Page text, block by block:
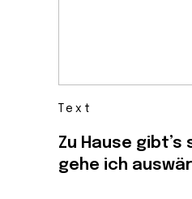
Text
Zu Hause
gehe ich